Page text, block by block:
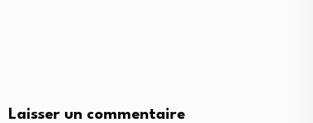
Laisser un commentaire